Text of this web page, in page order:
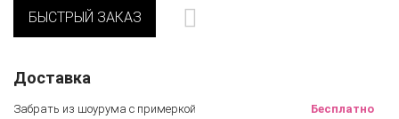
БЫСТРЫЙ ЗАКАЗ
Доставка
Забрать из шоурума с примеркой
Бесплатно